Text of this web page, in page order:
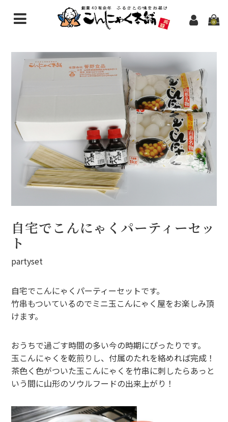
0
新規会員登録
問い合わせ
自宅でこんにゃくパーティーセッ
ト
partyset
自宅でこんにゃくパーティーセットです。
竹串もついているのでミニ玉こんにゃく屋をお楽しみ頂
けます。
おうちで過ごす時間の多い今の時期にぴったりです。
玉こんにゃくを乾煎りし、付属のたれを絡めれば完成！
茶色く色がついた玉こんにゃくを竹串に刺したらあっと
いう間に山形のソウルフードの出来上がり！